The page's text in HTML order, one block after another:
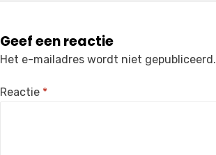
Geef een reactie
Het e-mailadres wordt niet gepubliceerd.
Reactie *